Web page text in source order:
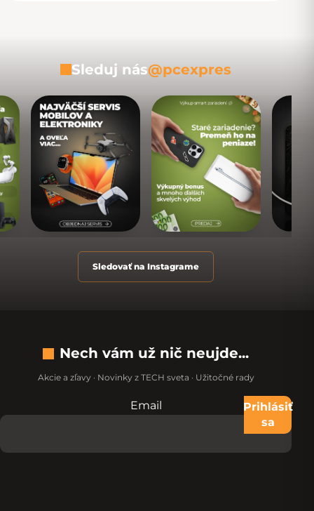
Sleduj nás@pcexpres
Sledovať na Instagrame
Nech vám už nič neujde...
Akcie a zľavy · Novinky z TECH sveta · Užitočné rady
Nevypĺňajte toto pole:
Email
Prihlásiť
sa